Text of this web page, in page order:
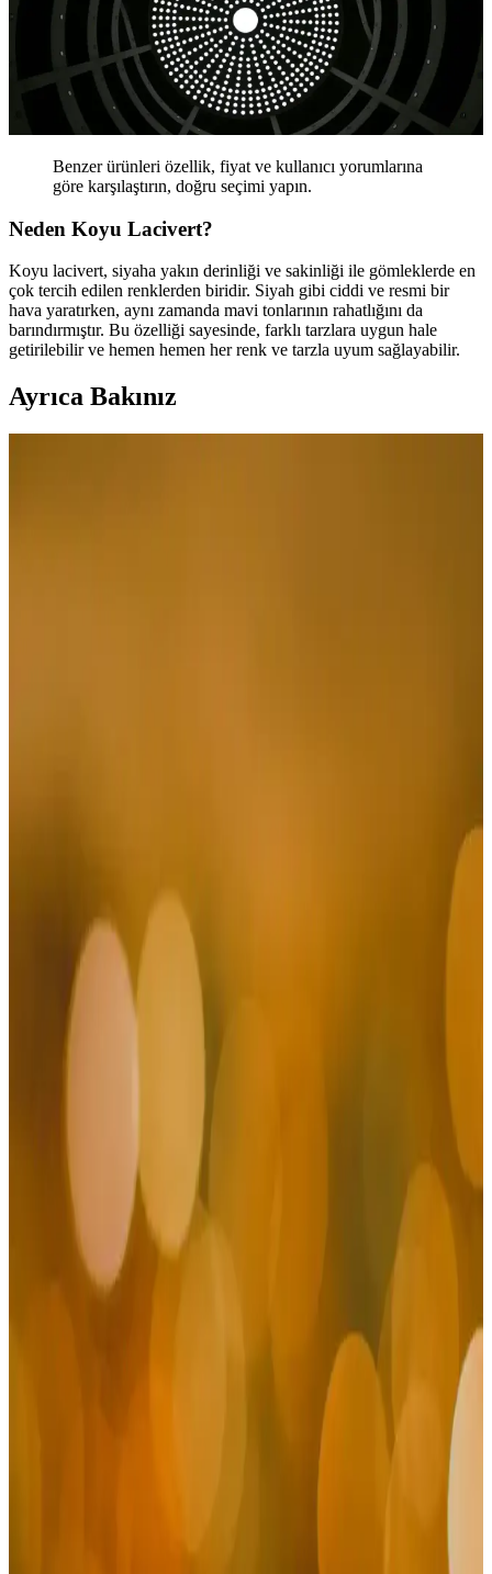
Benzer ürünleri özellik, fiyat ve kullanıcı yorumlarına
göre karşılaştırın, doğru seçimi yapın.
Neden Koyu Lacivert?
Koyu lacivert, siyaha yakın derinliği ve sakinliği ile gömleklerde en
çok tercih edilen renklerden biridir. Siyah gibi ciddi ve resmi bir
hava yaratırken, aynı zamanda mavi tonlarının rahatlığını da
barındırmıştır. Bu özelliği sayesinde, farklı tarzlara uygun hale
getirilebilir ve hemen hemen her renk ve tarzla uyum sağlayabilir.
Ayrıca Bakınız
Erkekler için siyah pantolon seçenekleri, farklı modeller ve kombin
ipuçlarıyla stilinizi güçlendiren, uygun fiyatlı ve kaliteli alternatifleri
Erkekler İçin Klasik ve Spor Giyim
Kombinasyonları Modern ve Fonksiyonel Stil
İpuçları
Erkekler için klasik ve spor giyim tarzlarının uyumuyla şık ve rahat
Erkek dış gömlekleri, şıklık ve fonksiyonelliği bir arada sunar.
Trendler, seçim kriterleri ve stil önerileriyle en uygun modeli bulun,
tarzınızı yansıtarak her ortamda fark yaratın.
Erkek Giyiminde Mavi ve Beyaz Pantolonların
Popülerliği ve Stil İpuçları
Erkekler İçin Koyu Lacivert Gömlek: Çok Yönlü ve
Koyu lacivert gömlekler, erkeklerin şıklığını tamamlayan ve farklı
tarzlara uyum sağlayan zamansız parçalardır. Modeller, kumaş ve